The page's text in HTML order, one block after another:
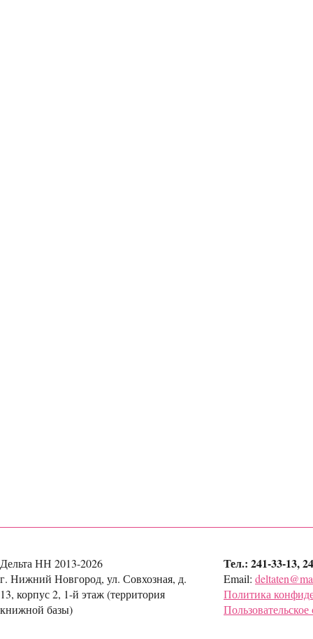
Дельта НН 2013-2026
г. Нижний Новгород, ул. Совхозная, д.
13, корпус 2, 1-й этаж (территория
книжной базы)
Тел.: 241-33-13,
Email:
Политика